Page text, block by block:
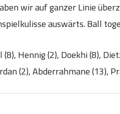
wir auf ganzer Linie
auswärts. Ball
(8), Hennig (2), Doekhi (8),
(2), Abderrahmane (13),